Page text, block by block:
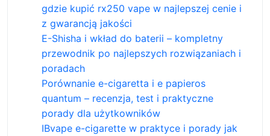
gdzie kupić rx250 vape w najlepszej cenie i
z gwarancją jakości
E-Shisha i wkład do baterii – kompletny
przewodnik po najlepszych rozwiązaniach i
poradach
Porównanie e-cigaretta i e papieros
quantum – recenzja, test i praktyczne
porady dla użytkowników
IBvape e-cigarette w praktyce i porady jak